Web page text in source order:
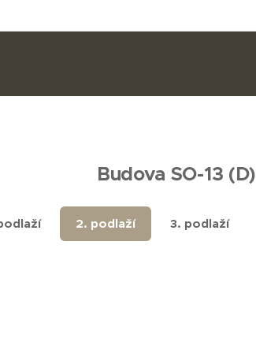
Budova SO-13 (D)
2. podlaží 3. podlaží